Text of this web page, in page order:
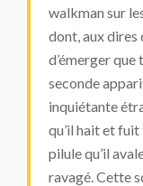
walkman sur
dont, aux dires
d’émerger que
seconde
inquiétante
qu’il hait et
pilule qu’il
ravagé. Cette